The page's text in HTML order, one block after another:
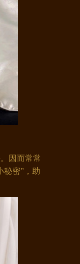
因而常常
秘密”，助